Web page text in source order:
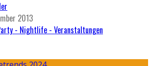
2013
- Nightlife - Veranstaltungen